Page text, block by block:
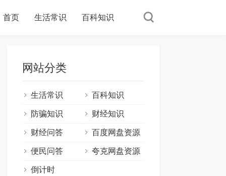
首页 生活常识 百科知识
网站分类
生活常识 百科知识
防骗知识 财经知识
财经问答 百度网盘资源
便民问答 夸克网盘资源
倒计时